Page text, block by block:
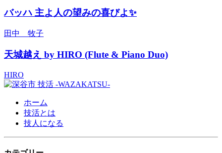
バッハ 主よ人の望みの喜びよ✨
田中 牧子
天城越え by HIRO (Flute & Piano Duo)
HIRO
ホーム
技活とは
技人になる